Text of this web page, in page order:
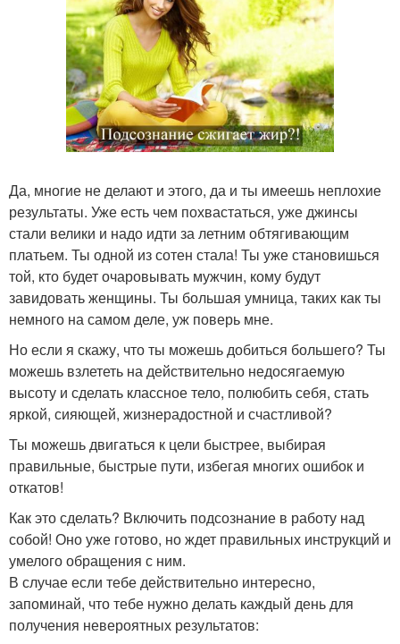
Да, многие не делают и этого, да и ты имеешь неплохие
результаты. Уже есть чем похвастаться, уже джинсы
стали велики и надо идти за летним обтягивающим
платьем. Ты одной из сотен стала! Ты уже становишься
той, кто будет очаровывать мужчин, кому будут
завидовать женщины. Ты большая умница, таких как ты
немного на самом деле, уж поверь мне.
Но если я скажу, что ты можешь добиться большего? Ты
можешь взлететь на действительно недосягаемую
высоту и сделать классное тело, полюбить себя, стать
яркой, сияющей, жизнерадостной и счастливой?
Ты можешь двигаться к цели быстрее, выбирая
правильные, быстрые пути, избегая многих ошибок и
откатов!
Как это сделать? Включить подсознание в работу над
собой! Оно уже готово, но ждет правильных инструкций и
умелого обращения с ним.
В случае если тебе действительно интересно,
запоминай, что тебе нужно делать каждый день для
получения невероятных результатов: